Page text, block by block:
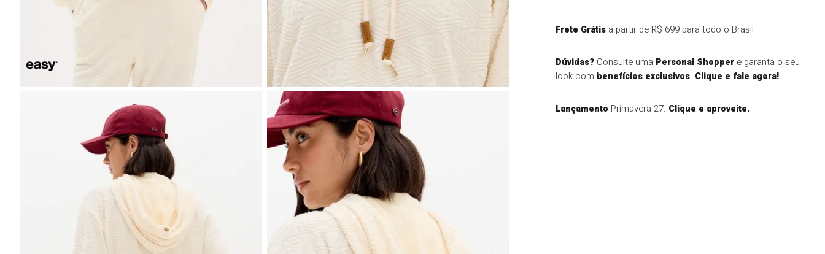
Frete Grátisa partir de R$ 699 para todo o Brasil
Dúvidas?Consulte uma Personal Shoppere garanta o seu
look com benefícios exclusivos. Clique e fale agora!
Lançamento Primavera 27. Clique e aproveite.